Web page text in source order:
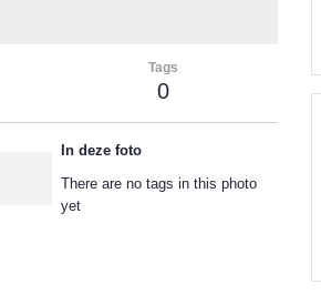
Tags
0
In deze foto
There are no tags in this photo
yet